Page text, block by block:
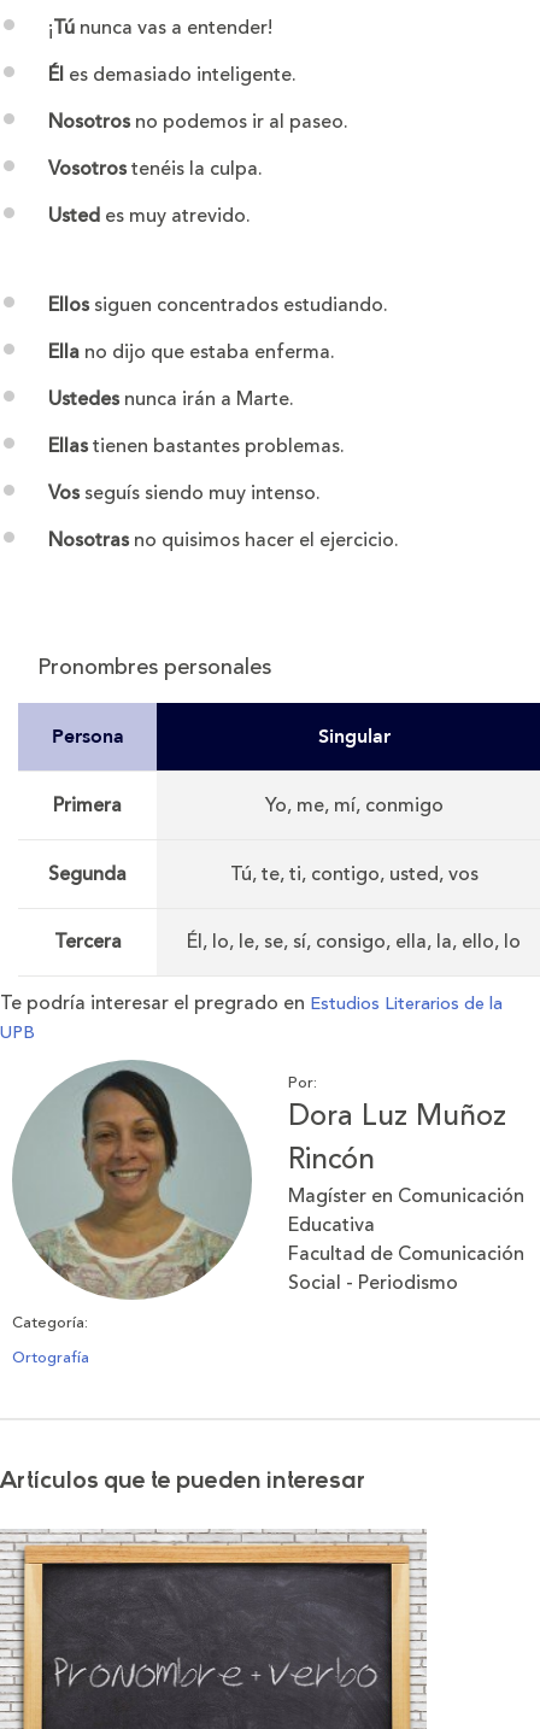
¡Tú nunca vas a entender!
Él es demasiado inteligente.
Nosotros no podemos ir al paseo.
Vosotrostenéis la culpa.
Usted es muy atrevido.
Ellos siguen concentrados estudiando.
Ella no dijo que estaba enferma.
Ustedes nunca irán a Marte.
Ellastienen bastantes problemas.
Vos seguís siendo muy intenso.
Nosotras no quisimos hacer el ejercicio.
Pronombres personales
Persona Singular
Primera Yo, me, mí, conmigo
Segunda Tú, te, ti, contigo, usted, vos
Tercera Él, lo, le, se, sí, consigo, ella, la, ello, lo
Te podría interesar el pregrado en Estudios Literarios de la
UPB
Por:
Dora Luz Muñoz
Rincón
Magíster en Comunicación
Educativa
Facultad de Comunicación
Social - Periodismo
Categoría:
Ortografía
Artículos que te pueden interesar